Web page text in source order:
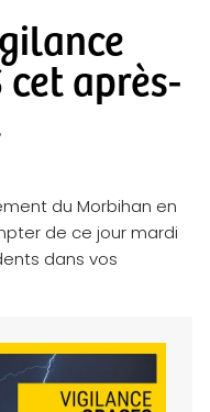
cet après-
du Morbihan en
de ce jour mardi
dans vos